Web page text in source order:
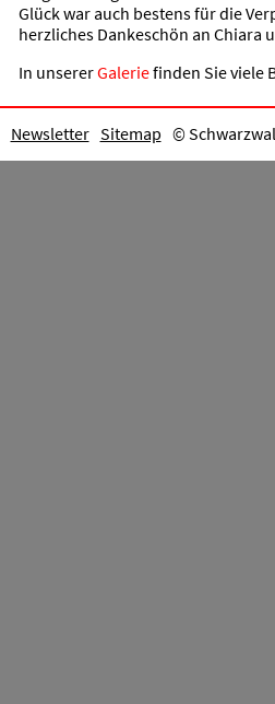
Glück war auch bestens für die
herzliches Dankeschön an Chiara
In unsererGaleriefinden Sie viele
Newsletter Sitemap ©